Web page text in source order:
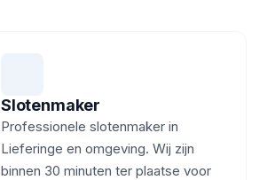
Slotenmaker
Professionele slotenmaker in
Lieferinge en omgeving. Wij zijn
binnen 30 minuten ter plaatse voor